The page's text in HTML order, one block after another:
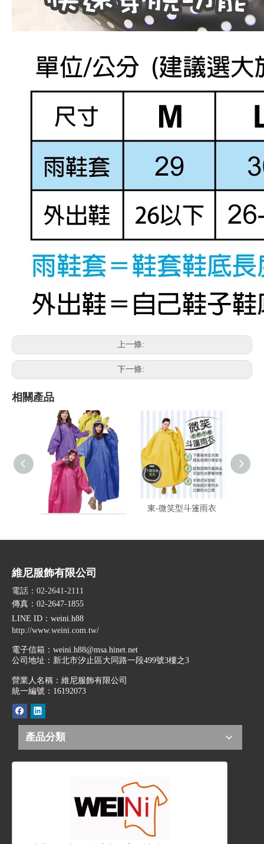
上一條:
下一條:
相關產品
東-登山龍太空雨衣 東-微笑型斗篷雨衣
維尼服飾有限公司
電話：02-2641-2111
傳真：02-2647-1855
LINE ID ：weini.h88
http://www.weini.com.tw/
電子信箱： weini.h88@msa.hinet.net
公司地址： 新北市汐止區大同路一段499號3樓之3
營業人名稱：維尼服飾有限公司
統一編號：16192073
產品分類